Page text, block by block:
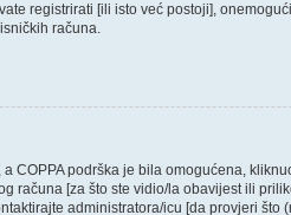
registrirati [ili isto već postoji],
računa.
COPPA podrška je bila omogućena,
računa [za što ste vidio/la obavijest ili
administratora/icu [da provjeri što